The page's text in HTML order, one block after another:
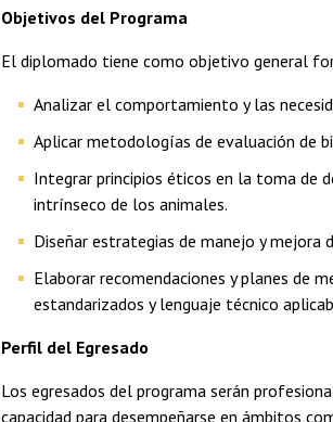
Objetivos del Programa
El diplomado tiene como objetivo general
Analizar el comportamiento y las
Aplicar metodologías de evaluación de
Integrar principios éticos en la toma de
intrínseco de los animales.
Diseñar estrategias de manejo y mejora
Elaborar recomendaciones y planes de
estandarizados y lenguaje técnico
Perfil del Egresado
Los egresados del programa serán
capacidad para desempeñarse en ámbitos